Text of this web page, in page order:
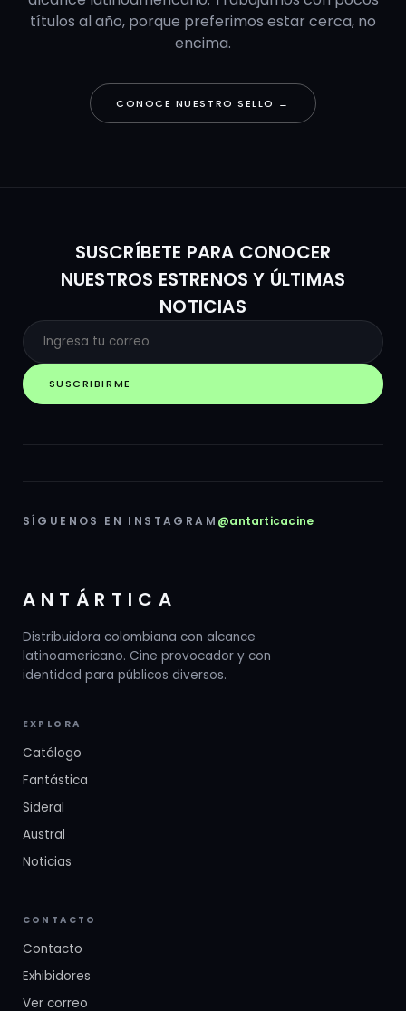
títulos al año, porque preferimos estar cerca, no
encima.
CONOCE NUESTRO SELLO →
SUSCRÍBETE PARA CONOCER
NUESTROS ESTRENOS Y ÚLTIMAS
NOTICIAS
SUSCRIBIRME
SÍGUENOS EN INSTAGRAM @antarticacine
ANTÁRTICA
Distribuidora colombiana con alcance
latinoamericano. Cine provocador y con
identidad para públicos diversos.
EXPLORA
Catálogo
Fantástica
Sideral
Austral
Noticias
CONTACTO
Contacto
Exhibidores
Ver correo